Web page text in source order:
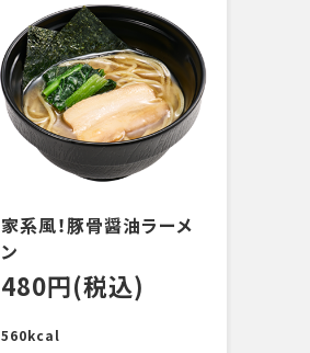
家系風！豚骨醤油ラーメ
ン
480円(税込)
560kcal